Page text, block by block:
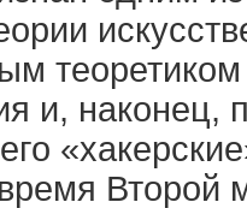
и, наконец,
Второй